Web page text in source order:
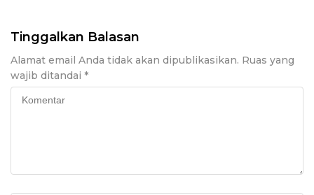
Tinggalkan Balasan
Alamat email Anda tidak akan dipublikasikan. Ruas yang
wajib ditandai *